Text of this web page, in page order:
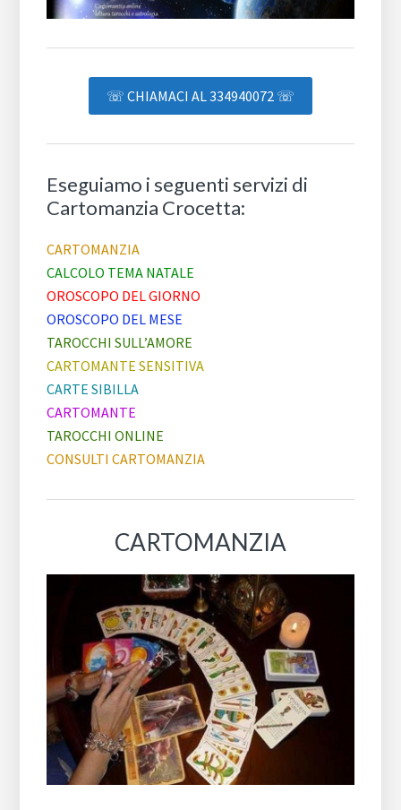
☏ CHIAMACI AL 334940072 ☏
Eseguiamo i seguenti servizi di
Cartomanzia Crocetta:
CARTOMANZIA
CALCOLO TEMA NATALE
OROSCOPO DEL GIORNO
OROSCOPO DEL MESE
TAROCCHI SULL’AMORE
CARTOMANTE SENSITIVA
CARTE SIBILLA
CARTOMANTE
TAROCCHI ONLINE
CONSULTI CARTOMANZIA
CARTOMANZIA